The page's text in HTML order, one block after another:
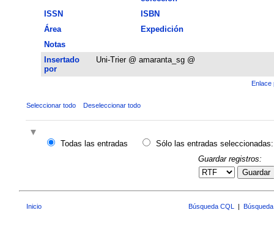
ISSN
ISBN
Área
Expedición
Notas
Insertado
por
Uni-Trier @ amaranta_sg @
Enlace
Seleccionar todo Deseleccionar todo
Todas las entradas
Sólo las entradas seleccionadas:
Guardar registros:
Guardar
Inicio Búsqueda CQL